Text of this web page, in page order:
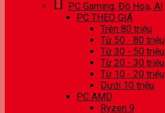
PC Gaming, Đồ Hoạ, AI
PC THEO GIÁ
Trên 80 triệu
Từ 50 - 80 triệu
Từ 30 - 50 triệu
Từ 20 - 30 triệu
Từ 10 - 20 triệu
Dưới 10 triệu
PC AMD
Ryzen 9